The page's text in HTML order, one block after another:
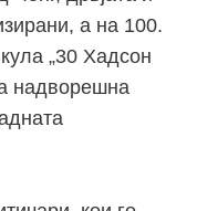
а на 100.
„30 Хадсон
надворешна